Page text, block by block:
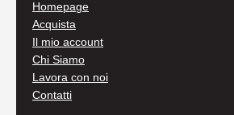
Homepage
Acquista
Il mio account
Chi Siamo
Lavora con noi
Contatti